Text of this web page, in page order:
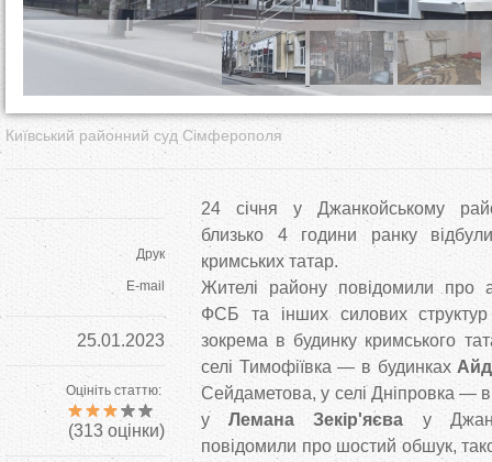
Київський районний суд Сімферополя
Друк
E-mail
25.01.2023
Оцініть статтю:
(313 оцінки)
24 січня у Джанкойському
близько 4 години ранку
кримських татар.
Жителі району повідомили про
ФСБ та інших силових структур
зокрема в будинку кримського
селі Тимофіївка — в будинках
Сейдаметова, у селі Дніпровка —
уЛемана Зекір'яєва у
повідомили про шостий обшук,